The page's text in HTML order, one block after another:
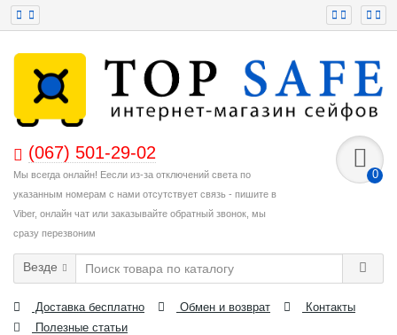
(067) 501-29-02
Мы всегда онлайн! Еесли из-за отключений света по
указанным номерам с нами отсутствует связь - пишите в
Viber, онлайн чат или заказывайте обратный звонок, мы
сразу перезвоним
0
Везде
Доставка бесплатно Обмен и возврат
Контакты
Полезные статьи